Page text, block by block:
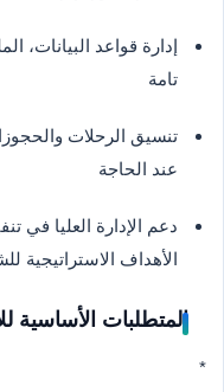
إدارة قواعد البيانات،
تامة
تنسيق الرحلات
عند الحاجة
دعم الإدارة العليا في
الأهداف الاستراتيجية
المتطلبات الأساسية
*